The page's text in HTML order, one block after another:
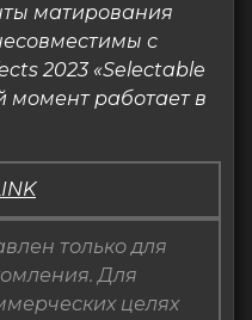
матирования
с
2023 «Selectable
момент работает в
только для
Для
целях